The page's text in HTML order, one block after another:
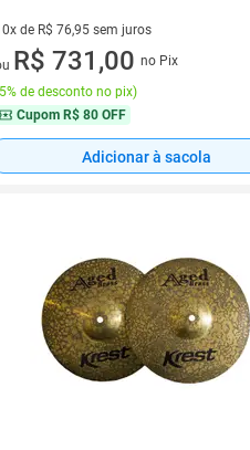
de R$ 76,95 sem juros
10 vez de R$ 76,95 sem juros
R$ 731,00 no Pix
5% de desconto no pix)
Cupom R$ 80 OFF
Adicionar à sacola